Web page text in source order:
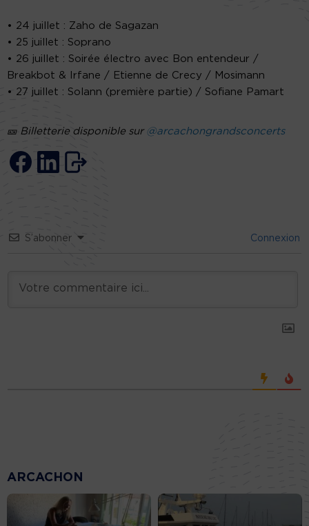
• 24 juillet : Zaho de Sagazan
• 25 juillet : Soprano
• 26 juillet : Soirée électro avec Bon entendeur /
Breakbot & Irfane / Etienne de Crecy / Mosimann
• 27 juillet : Solann (première partie) / Sofiane Pamart
🎫 Billetterie disponible sur @arcachongrandsconcerts
S’abonner Connexion
ARCACHON